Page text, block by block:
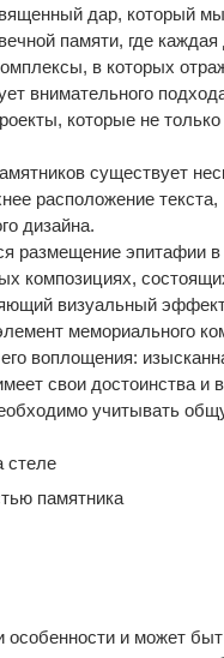
дар, который
памяти, где
в которых
внимательного
которые не
существует
расположение
дизайна.
размещение эпитафии
композициях,
визуальный
мемориального
воплощения:
свои достоинства и
учитывать
стеле
памятника
особенности и может